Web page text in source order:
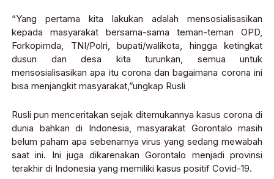
“Yang pertama kita lakukan adalah mensosialisasikan
kepada masyarakat bersama-sama teman-teman OPD,
Forkopimda, TNI/Polri, bupati/walikota, hingga ketingkat
dusun dan desa kita turunkan, semua untuk
mensosialisasikan apa itu corona dan bagaimana corona ini
bisa menjangkit masyarakat,”ungkap Rusli
Rusli pun menceritakan sejak ditemukannya kasus corona di
dunia bahkan di Indonesia, masyarakat Gorontalo masih
belum paham apa sebenarnya virus yang sedang mewabah
saat ini. Ini juga dikarenakan Gorontalo menjadi provinsi
terakhir di Indonesia yang memiliki kasus positif Covid-19.